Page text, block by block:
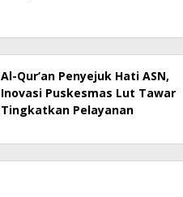
Al-Qur’an Penyejuk Hati ASN,
Inovasi Puskesmas Lut Tawar
Tingkatkan Pelayanan